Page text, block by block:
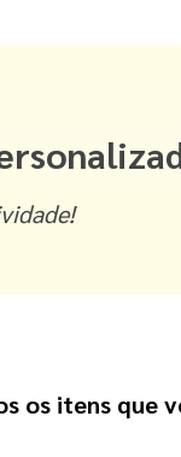
os itens que